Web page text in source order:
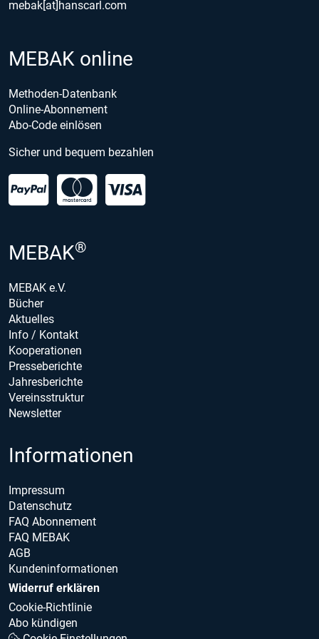
mebak[at]hanscarl.com
MEBAK online
Methoden-Datenbank
Online-Abonnement
Abo-Code einlösen
Sicher und bequem bezahlen
MEBAK®
MEBAK e.V.
Bücher
Aktuelles
Info / Kontakt
Kooperationen
Presseberichte
Jahresberichte
Vereinsstruktur
Newsletter
Informationen
Impressum
Datenschutz
FAQ Abonnement
FAQ MEBAK
AGB
Kundeninformationen
Widerruf erklären
Cookie-Richtlinie
Abo kündigen